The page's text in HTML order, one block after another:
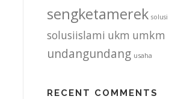
sengketamerek solusi
solusiislami ukm umkm
undangundang usaha
RECENT COMMENTS